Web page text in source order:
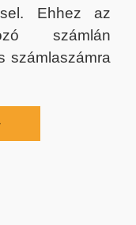
Ehhez az
számlán
számlaszámra